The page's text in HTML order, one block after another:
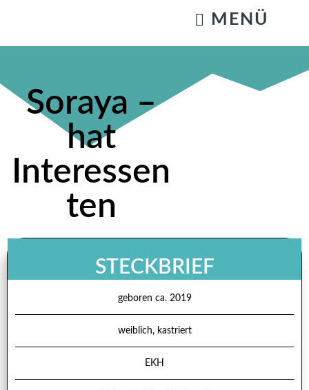
Soraya –
hat
Interessen
ten
STECKBRIEF
geboren ca. 2019
weiblich, kastriert
EKH